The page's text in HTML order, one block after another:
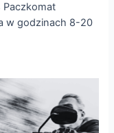
Paczkomat
w godzinach 8-20